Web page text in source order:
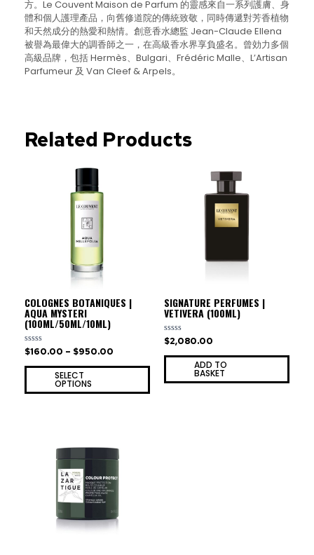
方。Le Couvent Maison de Parfum 的靈感來自一系列護膚、身
體和個人護理產品，向舊修道院的傳統致敬，同時傳遞對芳香植物
和天然成分的熱愛和熱情。創意香水總監 Jean-Claude Ellena
被譽為最偉大的調香師之一，在高級香水界享負盛名。曾効力多個
高級品牌，包括 Hermès、Bulgari、Frédéric Malle、L’Artisan
Parfumeur 及 Van Cleef & Arpels。
Related Products
COLOGNES BOTANIQUES |
AQUA MYSTERI
(100ML/50ML/10ML)
Rated
0
out
$160.00 – $950.00
SELECT
OPTIONS
SIGNATURE PERFUMES |
VETIVERA (100ML)
Rated
0
out
$2,080.00
ADD TO
BASKET